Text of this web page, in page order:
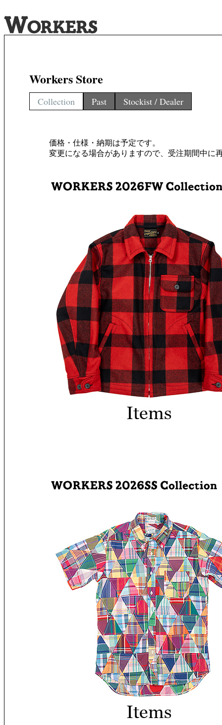
Workers Store
Collection Past Stockist / Dealer
価格・仕様・納期は予定です。
変更になる場合がありますので、受注期間中に